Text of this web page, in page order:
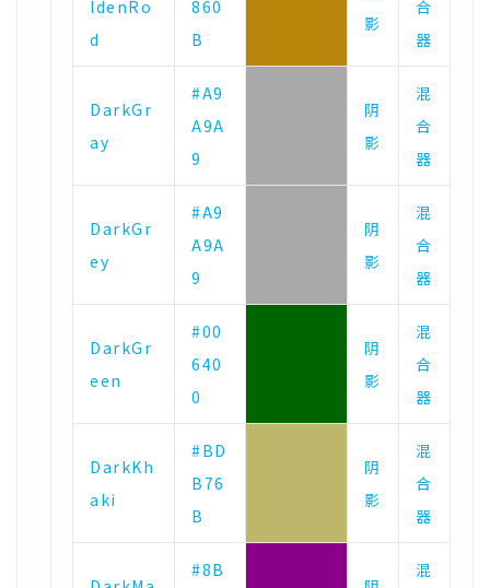
ldenRo
d
860
B
影
合
器
DarkGr
ay
#A9
A9A
9
阴
影
混
合
器
DarkGr
ey
#A9
A9A
9
阴
影
混
合
器
DarkGr
een
#00
640
0
阴
影
混
合
器
DarkKh
aki
#BD
B76
B
阴
影
混
合
器
#8B 混